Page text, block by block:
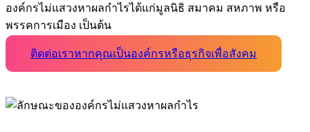
องค์กรไม่แสวงหาผลกำไรได้แก่มูลนิธิ สมาคม สหภาพ หรือ
พรรคการเมือง เป็นต้น
ติดต่อเราหากคุณเป็นองค์กรหรือธุรกิจเพื่อสังคม